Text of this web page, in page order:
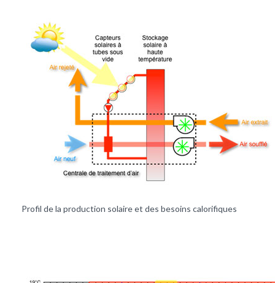
Profil de la production solaire et des besoins calorifiques